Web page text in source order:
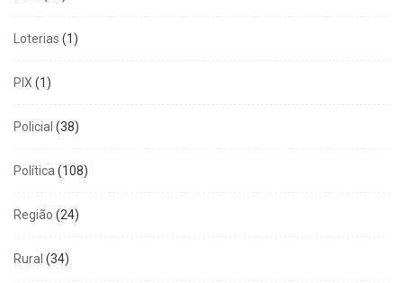
Loterias (1)
PIX (1)
Policial (38)
Política (108)
Região (24)
Rural (34)